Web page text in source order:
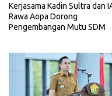
Kerjasama Kadin Sultra dan
Rawa Aopa Dorong
Pengembangan Mutu SDM